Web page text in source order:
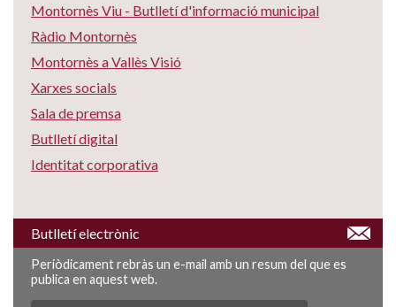
Montornès Viu - Butlletí d'informació municipal
Ràdio Montornès
Montornès a Vallès Visió
Xarxes socials
Sala de premsa
Butlletí digital
Identitat corporativa
Butlletí electrònic
Periòdicament rebràs un e-mail amb un resum del que es
publica en aquest web.